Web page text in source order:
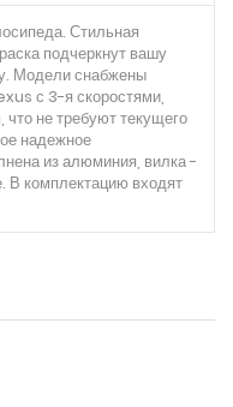
Стильная
подчеркнут вашу
Модели снабжены
с 3-я скоростями,
не требуют текущего
надежное
из алюминия, вилка -
В комплектацию входят